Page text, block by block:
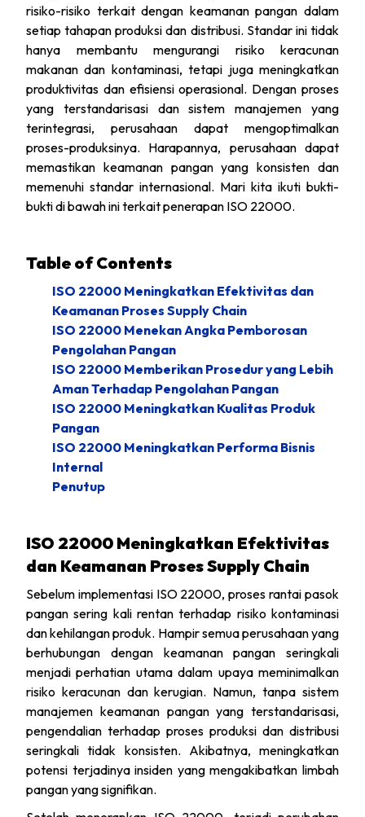
risiko-risiko terkait dengan keamanan pangan dalam
setiap tahapan produksi dan distribusi. Standar ini tidak
hanya membantu mengurangi risiko keracunan
makanan dan kontaminasi, tetapi juga meningkatkan
produktivitas dan efisiensi operasional. Dengan proses
yang terstandarisasi dan sistem manajemen yang
terintegrasi, perusahaan dapat mengoptimalkan
proses-produksinya. Harapannya, perusahaan dapat
memastikan keamanan pangan yang konsisten dan
memenuhi standar internasional. Mari kita ikuti bukti-
bukti di bawah ini terkait penerapan ISO 22000.
Table of Contents
ISO 22000 Meningkatkan Efektivitas dan
Keamanan Proses Supply Chain
ISO 22000 Menekan Angka Pemborosan
Pengolahan Pangan
ISO 22000 Memberikan Prosedur yang Lebih
Aman Terhadap Pengolahan Pangan
ISO 22000 Meningkatkan Kualitas Produk
Pangan
ISO 22000 Meningkatkan Performa Bisnis
Internal
Penutup
ISO 22000 Meningkatkan Efektivitas
dan Keamanan Proses Supply Chain
Sebelum implementasi ISO 22000, proses rantai pasok
pangan sering kali rentan terhadap risiko kontaminasi
dan kehilangan produk. Hampir semua perusahaan yang
berhubungan dengan keamanan pangan seringkali
menjadi perhatian utama dalam upaya meminimalkan
risiko keracunan dan kerugian. Namun, tanpa sistem
manajemen keamanan pangan yang terstandarisasi,
pengendalian terhadap proses produksi dan distribusi
seringkali tidak konsisten. Akibatnya, meningkatkan
potensi terjadinya insiden yang mengakibatkan limbah
pangan yang signifikan.